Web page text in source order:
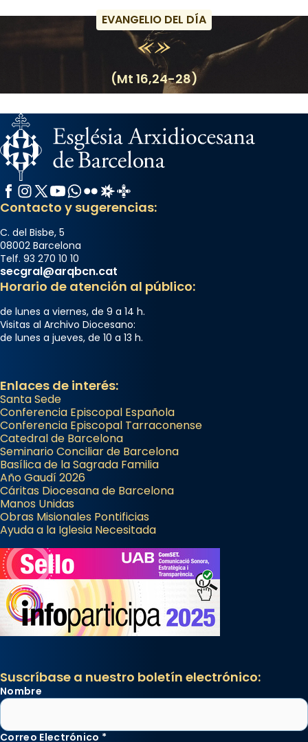
EVANGELIO DEL DÍA
(Mt 16,24-28)
Facebook
Instagram
X / Twitter
YouTube
WhatsApp
FlickrRadio Estel
Catalunya Cristiana
Contacto y sugerencias:
C. del Bisbe, 5
08002 Barcelona
Telf. 93 270 10 10
secgral@arqbcn.cat
Horario de atención al público:
de lunes a viernes, de 9 a 14 h.
Visitas al Archivo Diocesano:
de lunes a jueves, de 10 a 13 h.
Enlaces de interés:
Santa Sede
Conferencia Episcopal Española
Conferencia Episcopal Tarraconense
Catedral de Barcelona
Seminario Conciliar de Barcelona
Basílica de la Sagrada Familia
Año Gaudí 2026
Cáritas Diocesana de Barcelona
Manos Unidas
Obras Misionales Pontificias
Ayuda a la Iglesia Necesitada
Suscríbase a nuestro boletín electrónico:
Nombre
Correo Electrónico *